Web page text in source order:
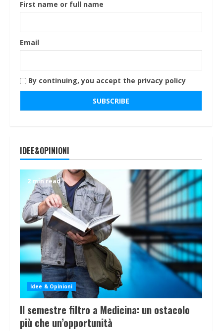
First name or full name
Email
By continuing, you accept the privacy policy
IDEE&OPINIONI
2 min read
Idee & Opinioni
Il semestre filtro a Medicina: un ostacolo
più che un’opportunità